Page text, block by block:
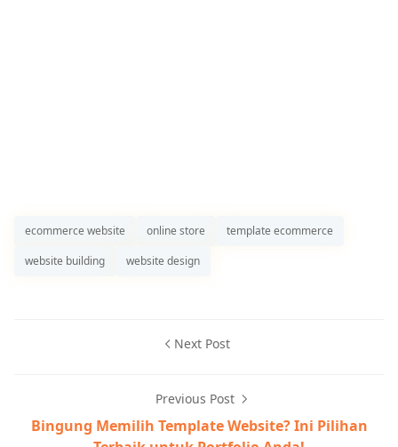
ecommerce website online store
template ecommerce
website building
website design
Next Post
Previous Post
Bingung Memilih Template Website? Ini Pilihan